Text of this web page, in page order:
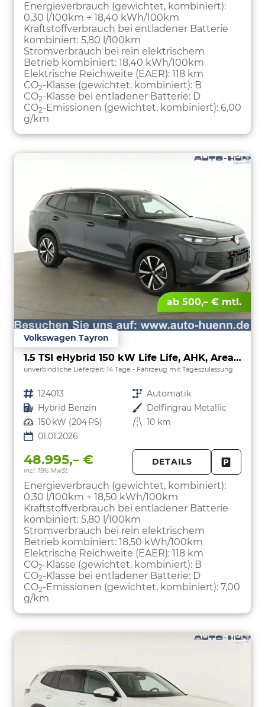
Energieverbrauch (gewichtet, kombiniert):
0,30 l/100km + 18,40 kWh/100km
Kraftstoffverbrauch bei entladener Batterie
kombiniert: 5,80 l/100km
Stromverbrauch bei rein elektrischem
Betrieb kombiniert: 18,40 kWh/100km
Elektrische Reichweite (EAER): 118 km
CO2-Klasse (gewichtet, kombiniert): B
CO2-Klasse bei entladener Batterie: D
CO2-Emissionen (gewichtet, kombiniert): 6,00
g/km
ab 500,– € mtl.
Volkswagen Tayron
1.5 TSI eHybrid 150 kW Life Life, AHK, AreaView, Side, Navi, Winter, 5-J. Garantie
unverbindliche Lieferzeit: 14 Tage Fahrzeug mit Tageszulassung
Fahrzeugnr. 124013 Getriebe Automatik
Kraftstoff Hybrid Benzin Außenfarbe Delfingrau Metallic
Leistung 150 kW (204 PS) Kilometerstand 10 km
01.01.2026
48.995,– €
incl. 19% MwSt.
DETAILS
Energieverbrauch (gewichtet, kombiniert):
0,30 l/100km + 18,50 kWh/100km
Kraftstoffverbrauch bei entladener Batterie
kombiniert: 5,80 l/100km
Stromverbrauch bei rein elektrischem
Betrieb kombiniert: 18,50 kWh/100km
Elektrische Reichweite (EAER): 118 km
CO2-Klasse (gewichtet, kombiniert): B
CO2-Klasse bei entladener Batterie: D
CO2-Emissionen (gewichtet, kombiniert): 7,00
g/km